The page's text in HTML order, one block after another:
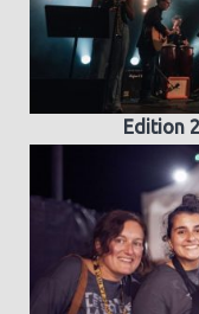
Edition